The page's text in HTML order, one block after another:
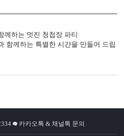
께하는 멋진 청첩장 파티
함께하는 특별한 시간을 만들어 드립
카카오톡 & 채널톡 문의